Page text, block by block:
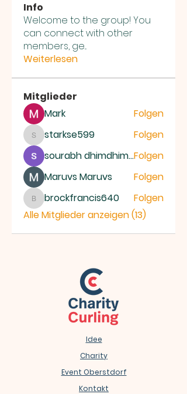
Info
Welcome to the group! You
can connect with other
members, ge...
Weiterlesen
Mitglieder
Mark
Folgen
starkse599
starkse599
Folgen
sourabh dhimdhimeFolgen
Maruvs Maruvs
Folgen
brockfrancis640
brockfrancis640
Folgen
Alle Mitglieder anzeigen (13)
Idee
Charity
Event Oberstdorf
Kontakt